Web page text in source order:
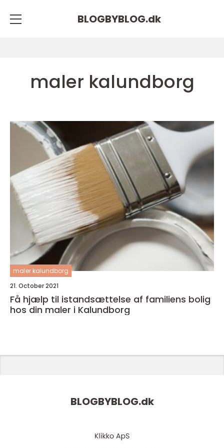
BLOGBYBLOG.dk
maler kalundborg
maler kalundborg
21. October 2021
Få hjælp til istandsættelse af familiens bolig
hos din maler i Kalundborg
BLOGBYBLOG.dk